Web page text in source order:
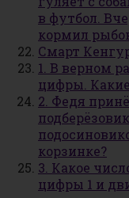
в футбол.
кормил
Смарт
1. В верном
цифры.
2. Федя
корзинке?
3. Какое
цифры 1 и